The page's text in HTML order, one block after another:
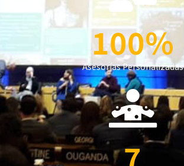
Asesorías Personalizadas
100%
7